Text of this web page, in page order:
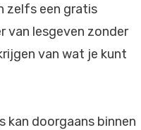
zelfs een gratis
van lesgeven zonder
van wat je kunt
kan doorgaans binnen